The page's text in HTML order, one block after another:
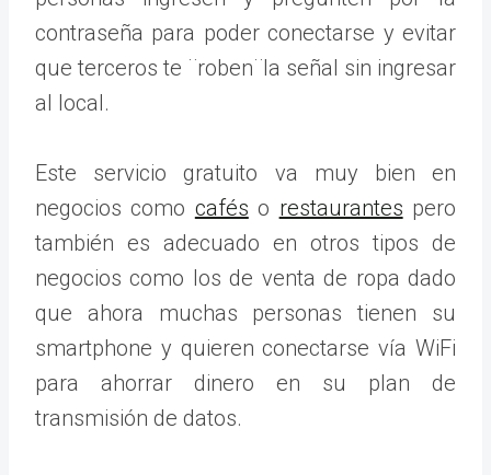
contraseña para poder conectarse y evitar
que terceros te ¨roben¨la señal sin ingresar
al local.
Este servicio gratuito va muy bien en
negocios como cafés o restaurantes pero
también es adecuado en otros tipos de
negocios como los de venta de ropa dado
que ahora muchas personas tienen su
smartphone y quieren conectarse vía WiFi
para ahorrar dinero en su plan de
transmisión de datos.